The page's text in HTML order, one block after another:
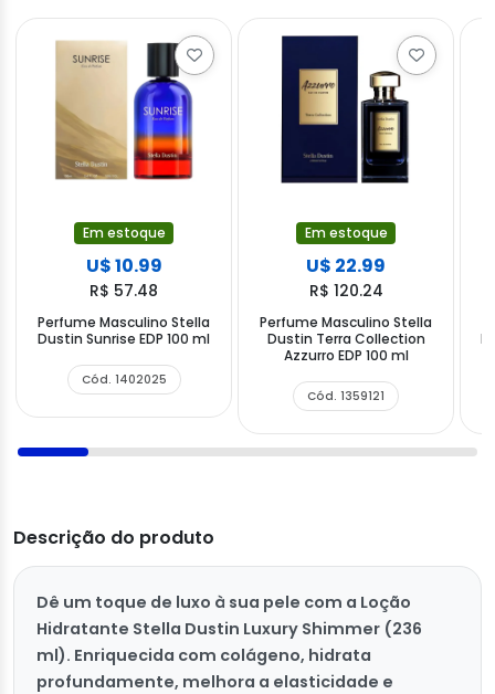
Em estoque
U$ 10.99
R$ 57.48
Perfume Masculino Stella
Dustin Sunrise EDP 100 ml
Cód. 1402025
Em estoque
U$ 22.99
R$ 120.24
Perfume Masculino Stella
Dustin Terra Collection
Azzurro EDP 100 ml
Cód. 1359121
Descrição do produto
Dê um toque de luxo à sua pele com a Loção
Hidratante Stella Dustin Luxury Shimmer (236
ml). Enriquecida com colágeno, hidrata
profundamente, melhora a elasticidade e